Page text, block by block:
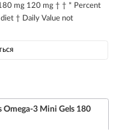
mg 120 mg † † * Percent
diet † Daily Value not
3 Mini Gels 180